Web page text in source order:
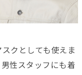
クとしても使えま
性スタッフにも着